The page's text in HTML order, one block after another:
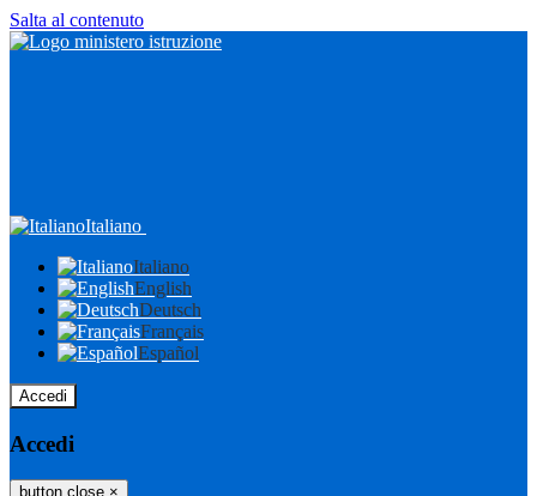
Salta al contenuto
Italiano
Italiano
English
Deutsch
Français
Español
Accedi
Accedi
button close ×